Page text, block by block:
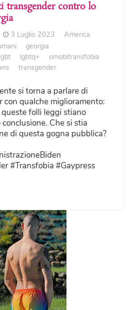
transgender contro lo
3 Luglio 2023
America
georgia
lgbt lgbtq+
omobitransfobia
transgender
si torna a parlare di
qualche miglioramento:
folli leggi stiano
Che si stia
di questa gogna pubblica?
#Transfobia #Gaypress